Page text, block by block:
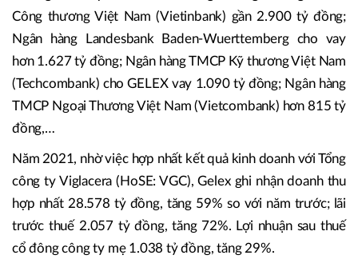
Công thương Việt Nam (Vietinbank) gần 2.900 tỷ đồng;
Ngân hàng Landesbank Baden-Wuerttemberg cho vay
hơn 1.627 tỷ đồng; Ngân hàng TMCP Kỹ thương Việt Nam
(Techcombank) cho GELEX vay 1.090 tỷ đồng; Ngân hàng
TMCP Ngoại Thương Việt Nam (Vietcombank) hơn 815 tỷ
đồng,…
Năm 2021, nhờ việc hợp nhất kết quả kinh doanh với Tổng
công ty Viglacera (HoSE: VGC), Gelex ghi nhận doanh thu
hợp nhất 28.578 tỷ đồng, tăng 59% so với năm trước; lãi
trước thuế 2.057 tỷ đồng, tăng 72%. Lợi nhuận sau thuế
cổ đông công ty mẹ 1.038 tỷ đồng, tăng 29%.